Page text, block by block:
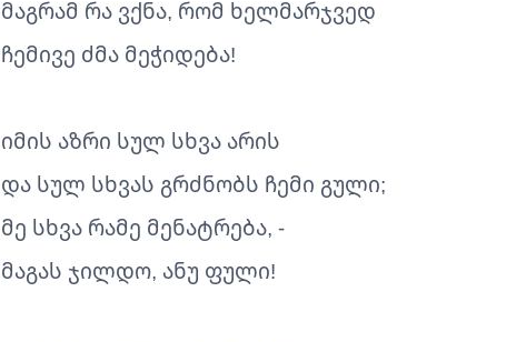
მაგრამ რა ვქნა, რომ ხელმარჯვედ
ჩემივე ძმა მეჭიდება!
იმის აზრი სულ სხვა არის
და სულ სხვას გრძნობს ჩემი გული;
მე სხვა რამე მენატრება, -
მაგას ჯილდო, ანუ ფული!